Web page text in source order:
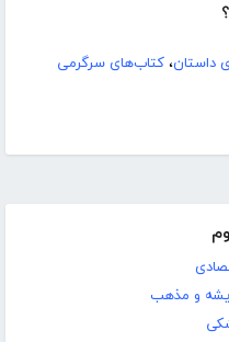
داستان، کتاب‌های سرگرمی
و مذهب